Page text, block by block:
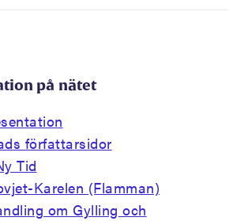
på nätet
författarsidor
Tid
Karelen (Flamman)
om Gylling och